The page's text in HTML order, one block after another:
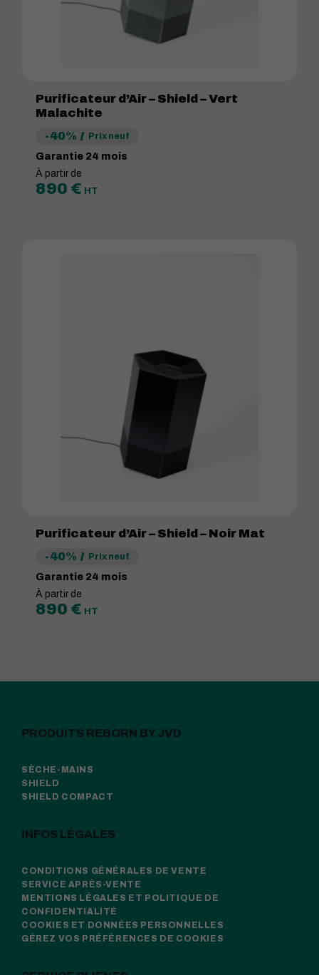
Purificateur d’Air – Shield – Vert
Malachite
-40% Prix neuf
Garantie 24 mois
À partir de
890 € HT
Purificateur d’Air – Shield – Noir Mat
-40% Prix neuf
Garantie 24 mois
À partir de
890 € HT
PRODUITS REBORN BY JVD
SÈCHE-MAINS
SHIELD
SHIELD COMPACT
INFOS LÉGALES
CONDITIONS GÉNÉRALES DE VENTE
SERVICE APRÈS-VENTE
MENTIONS LÉGALES ET POLITIQUE DE
CONFIDENTIALITÉ
COOKIES ET DONNÉES PERSONNELLES
GÉREZ VOS PRÉFÉRENCES DE COOKIES